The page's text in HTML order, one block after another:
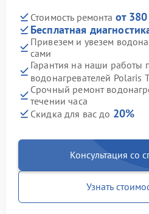
Стоимость ремонта от
Бесплатная
Привезем и увезем
сами
Гарантия на наши работы
водонагревателей Polaris
Срочный ремонт
течении часа
Скидка для вас до 20%
Консультация со
Узнать